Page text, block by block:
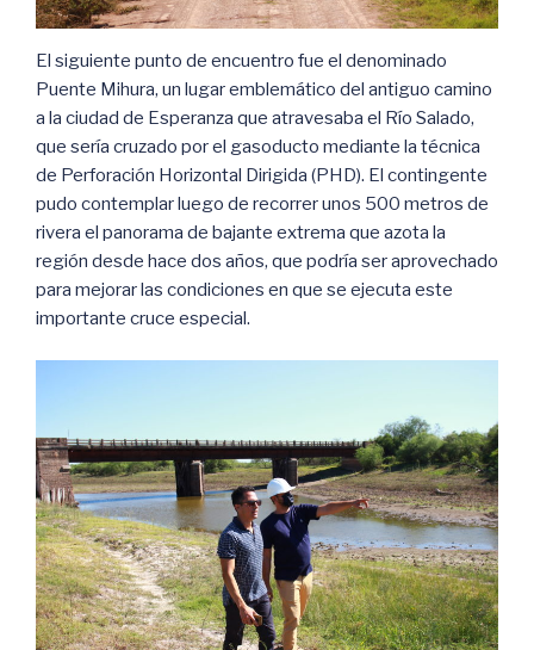
El siguiente punto de encuentro fue el denominado
Puente Mihura, un lugar emblemático del antiguo camino
a la ciudad de Esperanza que atravesaba el Río Salado,
que sería cruzado por el gasoducto mediante la técnica
de Perforación Horizontal Dirigida (PHD). El contingente
pudo contemplar luego de recorrer unos 500 metros de
rivera el panorama de bajante extrema que azota la
región desde hace dos años, que podría ser aprovechado
para mejorar las condiciones en que se ejecuta este
importante cruce especial.